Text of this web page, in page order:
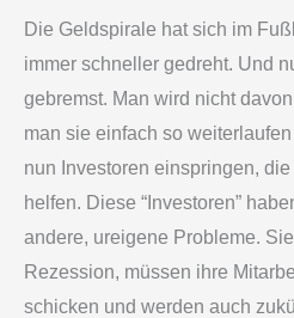
Die Geldspirale hat sich im
immer schneller gedreht. Und
gebremst. Man wird nicht
man sie einfach so
nun Investoren einspringen,
helfen. Diese “Investoren”
andere, ureigene Probleme.
Rezession, müssen ihre
schicken und werden auch